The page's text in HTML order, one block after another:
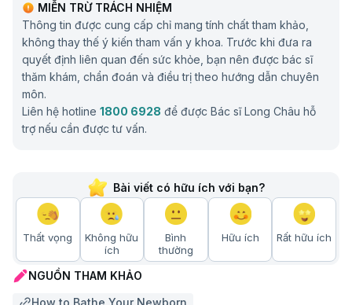
MIỄN TRỪ TRÁCH NHIỆM
Thông tin được cung cấp chỉ mang tính chất tham khảo,
không thay thế ý kiến tham vấn y khoa. Trước khi đưa ra
quyết định liên quan đến sức khỏe, bạn nên được bác sĩ
thăm khám, chẩn đoán và điều trị theo hướng dẫn chuyên
môn.
Liên hệ hotline 1800 6928 để được Bác sĩ Long Châu hỗ
trợ nếu cần được tư vấn.
Bài viết có hữu ích với bạn?
Thất vọng
Không hữu
ích
Bình
thường
Hữu ích Rất hữu ích
NGUỒN THAM KHẢO